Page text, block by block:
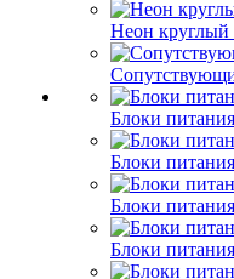
Неон круглый
Блоки
Блоки
Блоки
Блоки